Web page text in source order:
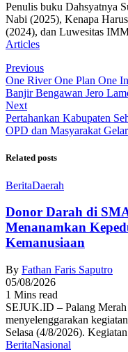
Penulis buku Dahsyatnya
Nabi (2025), Kenapa
(2024), dan Luwesitas
Articles
Previous
One River One Plan One
Banjir Bengawan Jero
Next
Pertahankan Kabupaten
OPD dan Masyarakat
Related posts
BeritaDaerah
Donor Darah di
Menanamkan
Kemanusiaan
By Fathan Faris Saputro
05/08/2026
1 Mins read
SEJUK.ID – Palang
menyelenggarakan
Selasa (4/8/2026).
BeritaNasional